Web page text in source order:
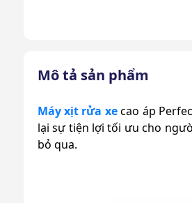
Mô tả sản phẩm
Máy xịt rửa xecao áp
lại sự tiện lợi tối ưu cho
bỏ qua.